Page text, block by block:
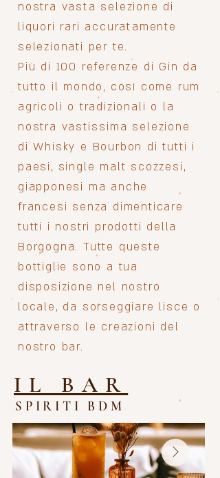
nostra vasta selezione di
liquori rari accuratamente
selezionati per te.
Più di 100 referenze di Gin da
tutto il mondo, così come rum
agricoli o tradizionali o la
nostra vastissima selezione
di Whisky e Bourbon di tutti i
paesi, single malt scozzesi,
giapponesi ma anche
francesi senza dimenticare
tutti i nostri prodotti della
Borgogna. Tutte queste
bottiglie sono a tua
disposizione nel nostro
locale, da sorseggiare lisce o
attraverso le creazioni del
nostro bar.
IL BAR
SPIRITI BDM